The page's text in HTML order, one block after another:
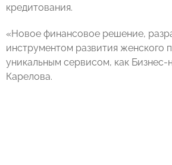
кредитования.
«Новое финансовое решение,
инструментом развития женского
уникальным сервисом, как Бизнес-
Карелова.